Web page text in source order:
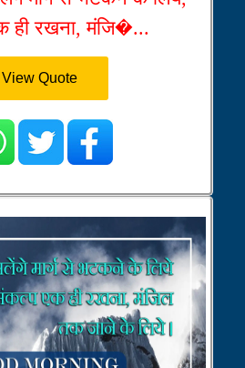
ही रखना, मंजि�...
View Quote